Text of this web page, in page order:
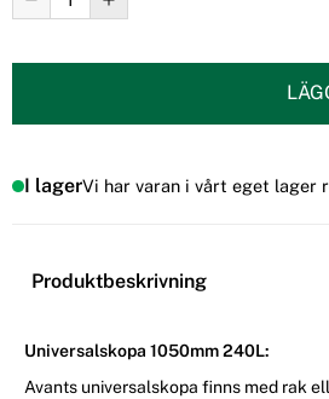
I lagerVi har varan i vårt eget lager
Produktbeskrivning
Universalskopa 1050mm 240L:
Avants universalskopa finns med rak